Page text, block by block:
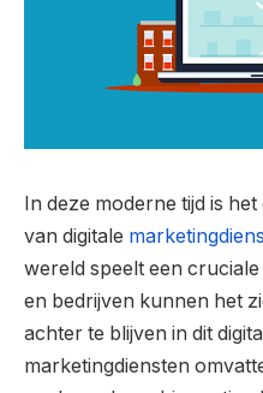
In deze moderne tijd is
van digitale
wereld speelt een
en bedrijven kunnen het
achter te blijven in dit
marketingdiensten